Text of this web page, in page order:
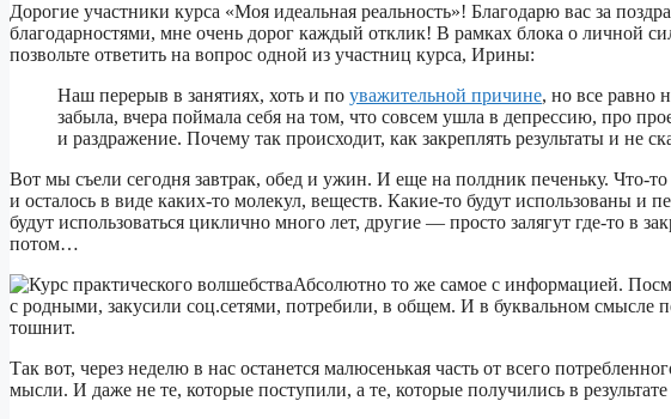
Дорогие участники курса «Моя идеальная реальность»! Благодарю вас за
благодарностями, мне очень дорог каждый отклик! В рамках блока о личной
позвольте ответить на вопрос одной из участниц курса, Ирины:
Наш перерыв в занятиях, хоть и по уважительной причине, но все равно
забыла, вчера поймала себя на том, что совсем ушла в депрессию, про
и раздражение. Почему так происходит, как закреплять результаты и не
Вот мы съели сегодня завтрак, обед и ужин. И еще на полдник печеньку. Что-
и осталось в виде каких-то молекул, веществ. Какие-то будут использованы и
будут использоваться циклично много лет, другие — просто залягут где-то в
потом…
Абсолютно то же самое с информацией.
с родными, закусили соц.сетями, потребили, в общем. И в буквальном смысле
тошнит.
Так вот, через неделю в нас останется малюсенькая часть от всего
мысли. И даже не те, которые поступили, а те, которые получились в